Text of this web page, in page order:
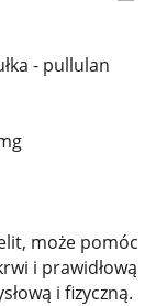
- pullulan
może pomóc
i prawidłową
i fizyczną.